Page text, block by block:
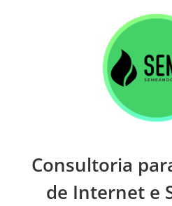
Consultoria
de Internet e